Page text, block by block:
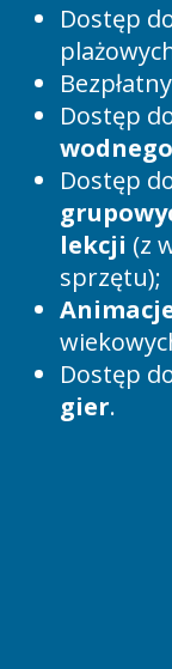
Dostęp
Dostęp
wodnego
Dostęp
lekcji (z
sprzętu);
Dostęp
gier.